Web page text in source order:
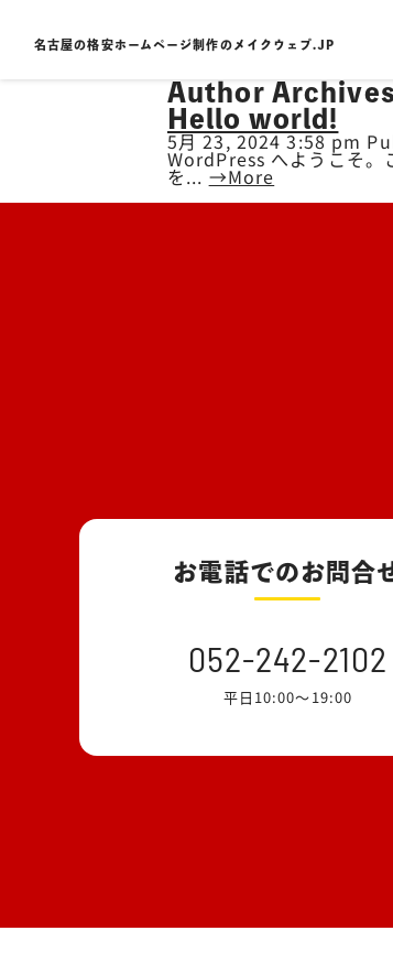
名古屋の格安ホームページ制作のメイクウェブ.JP
Author
Hello world!
5月 23, 2024 3:58 pm
WordPress へようこそ。
を...→More
お電話でのお問合
052-242-2102
平日10:00～19:00